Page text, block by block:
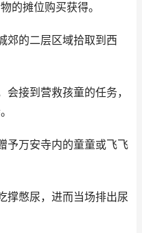
的摊位购买获得。
郊的二层区域拾取到西
接到营救孩童的任务，
予万安寺内的童童或飞飞
撑憋尿，进而当场排出尿